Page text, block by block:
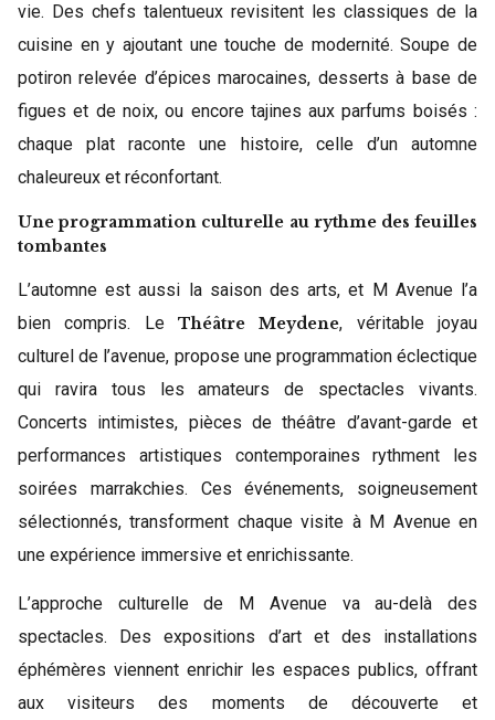
vie. Des chefs talentueux revisitent les classiques de la
cuisine en y ajoutant une touche de modernité. Soupe de
potiron relevée d’épices marocaines, desserts à base de
figues et de noix, ou encore tajines aux parfums boisés :
chaque plat raconte une histoire, celle d’un automne
chaleureux et réconfortant.
Une programmation culturelle au rythme des feuilles
tombantes
L’automne est aussi la saison des arts, et M Avenue l’a
bien compris. Le Théâtre Meydene, véritable joyau
culturel de l’avenue, propose une programmation éclectique
qui ravira tous les amateurs de spectacles vivants.
Concerts intimistes, pièces de théâtre d’avant-garde et
performances artistiques contemporaines rythment les
soirées marrakchies. Ces événements, soigneusement
sélectionnés, transforment chaque visite à M Avenue en
une expérience immersive et enrichissante.
L’approche culturelle de M Avenue va au-delà des
spectacles. Des expositions d’art et des installations
éphémères viennent enrichir les espaces publics, offrant
aux visiteurs des moments de découverte et